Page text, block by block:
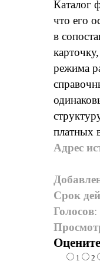
Каталог
что его
в
режима
платных
Адрес
Срок
Голосов:
1 2